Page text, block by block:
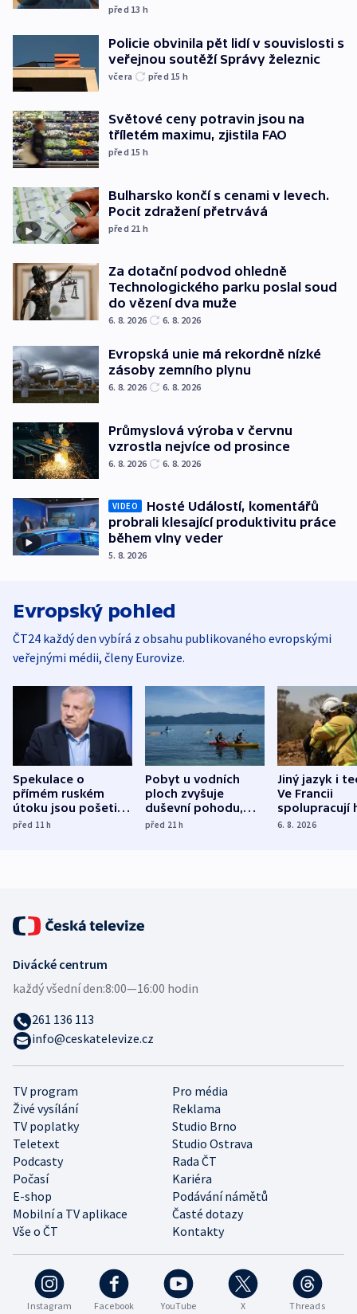
před 13 h
Policie obvinila pět lidí v souvislosti s
veřejnou soutěží Správy železnic
včera před 15 h
Světové ceny potravin jsou na
tříletém maximu, zjistila FAO
před 15 h
Bulharsko končí s cenami v levech.
Pocit zdražení přetrvává
před 21 h
Za dotační podvod ohledně
Technologického parku poslal soud
do vězení dva muže
6. 8. 2026 6. 8. 2026
Evropská unie má rekordně nízké
zásoby zemního plynu
6. 8. 2026 6. 8. 2026
Průmyslová výroba v červnu
vzrostla nejvíce od prosince
6. 8. 2026 6. 8. 2026
VIDEO
Hosté Událostí, komentářů
probrali klesající produktivitu práce
během vlny veder
5. 8. 2026
Evropský pohled
ČT24 každý den vybírá z obsahu publikovaného evropskými
veřejnými médii, členy Eurovize.
Spekulace o
přímém ruském
útoku jsou pošetilé,
míní estonský
před 11h
Pobyt u vodních
ploch zvyšuje
duševní pohodu,
ukázala
před 21h
Jiný jazyk i
Ve Francii
spolupracují
různých zemí
6. 8. 2026
Instagram Facebook YouTube X Threads
TV program
Pro média
Živé vysílání
Reklama
TV poplatky
Studio Brno
Teletext
Studio Ostrava
Podcasty
Rada ČT
Počasí
Kariéra
E-shop
Podávání námětů
Mobilní a TV aplikace
Časté dotazy
Vše o ČT
Kontakty
Divácké centrum
každý všední den:8:00—16:00 hodin
261 136 113
info@ceskatelevize.cz